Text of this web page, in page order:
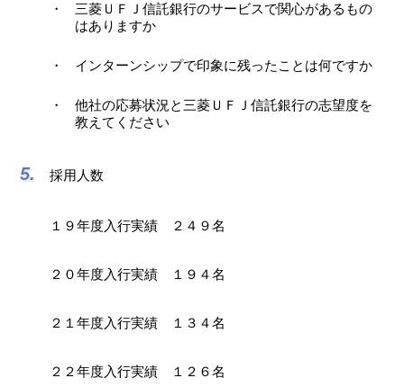
三菱ＵＦＪ信託銀行のサービスで関心があるもの
はありますか
インターンシップで印象に残ったことは何ですか
他社の応募状況と三菱ＵＦＪ信託銀行の志望度を
教えてください
採用人数
１９年度入行実績 ２４９名
２０年度入行実績 １９４名
２１年度入行実績 １３４名
２２年度入行実績 １２６名